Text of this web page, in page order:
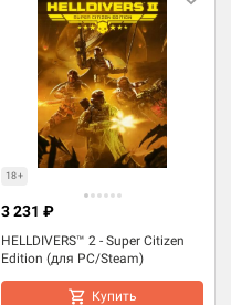
18+
HELLDIVERS™ 2 - Super Citizen
Edition (для PC/Steam)
3 231 ₽
Купить